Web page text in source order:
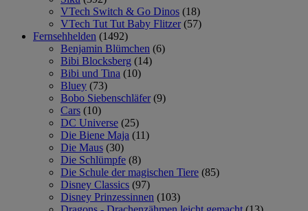
VTech Switch & Go Dinos (18)
VTech Tut Tut Baby Flitzer (57)
Fernsehhelden (1492)
Benjamin Blümchen (6)
Bibi Blocksberg (14)
Bibi und Tina (10)
Bluey (73)
Bobo Siebenschläfer (9)
Cars (10)
DC Universe (25)
Die Biene Maja (11)
Die Maus (30)
Die Schlümpfe (8)
Die Schule der magischen Tiere (85)
Disney Classics (97)
Disney Prinzessinnen (103)